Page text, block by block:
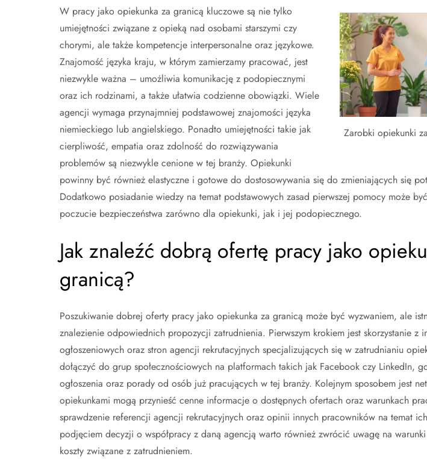
Zarobki opiekunki
W pracy jako opiekunka za granicą kluczowe są nie tylko
umiejętności związane z opieką nad osobami starszymi czy
chorymi, ale także kompetencje interpersonalne oraz językowe.
Znajomość języka kraju, w którym zamierzamy pracować, jest
niezwykle ważna – umożliwia komunikację z podopiecznymi
oraz ich rodzinami, a także ułatwia codzienne obowiązki. Wiele
agencji wymaga przynajmniej podstawowej znajomości języka
niemieckiego lub angielskiego. Ponadto umiejętności takie jak
cierpliwość, empatia oraz zdolność do rozwiązywania
problemów są niezwykle cenione w tej branży. Opiekunki
powinny być również elastyczne i gotowe do dostosowywania się do zmieniających się
Dodatkowo posiadanie wiedzy na temat podstawowych zasad pierwszej pomocy może
poczucie bezpieczeństwa zarówno dla opiekunki, jak i jej podopiecznego.
Jak znaleźć dobrą ofertę pracy jako
granicą?
Poszukiwanie dobrej oferty pracy jako opiekunka za granicą może być wyzwaniem, ale
znalezienie odpowiednich propozycji zatrudnienia. Pierwszym krokiem jest skorzystanie z
ogłoszeniowych oraz stron agencji rekrutacyjnych specjalizujących się w zatrudnianiu
dołączyć do grup społecznościowych na platformach takich jak Facebook czy LinkedIn,
ogłoszenia oraz porady od osób już pracujących w tej branży. Kolejnym sposobem jest
opiekunkami mogą przynieść cenne informacje o dostępnych ofertach oraz warunkach
sprawdzenie referencji agencji rekrutacyjnych oraz opinii innych pracowników na temat
podjęciem decyzji o współpracy z daną agencją warto również zwrócić uwagę na
koszty związane z zatrudnieniem.